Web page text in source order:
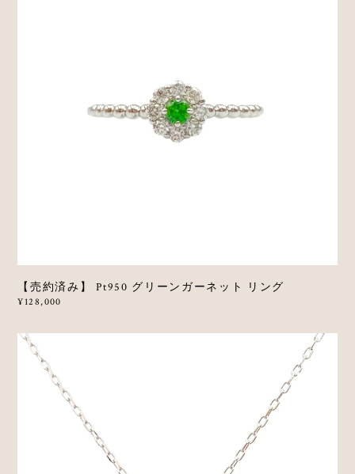
【売約済み】 Pt950 グリーンガーネット リング
¥128,000